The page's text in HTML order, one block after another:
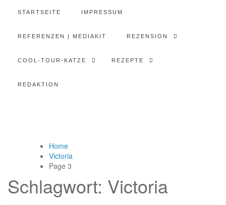
STARTSEITE IMPRESSUM
REFERENZEN | MEDIAKIT REZENSION
COOL-TOUR-KATZE REZEPTE
REDAKTION
Home
Victoria
Page 3
Schlagwort: Victoria